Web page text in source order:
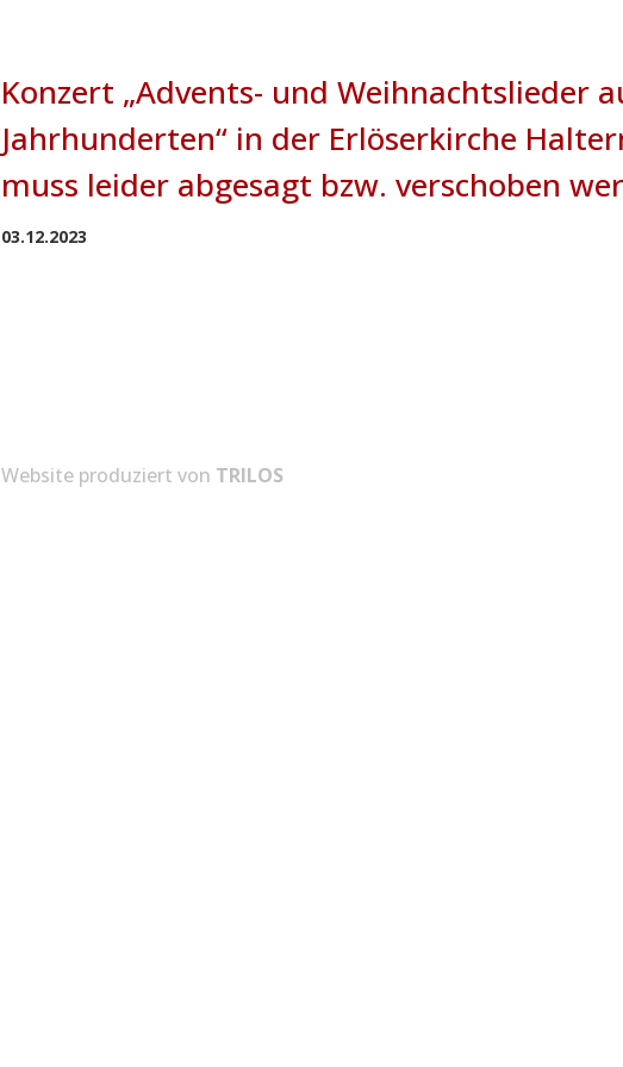
Konzert „Advents- und Weihnachtslieder
Jahrhunderten“ in der Erlöserkirche
muss leider abgesagt bzw. verschoben
03.12.2023
Website produziert von TRILOS